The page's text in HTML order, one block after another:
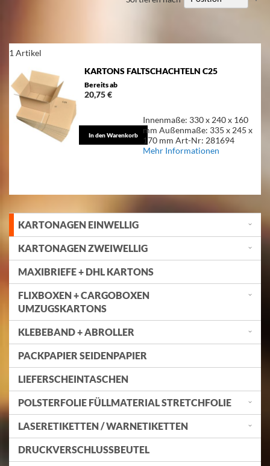
1 Artikel
KARTONS FALTSCHACHTELN C25
Bereits ab
20,75 €
In den Warenkorb
Innenmaße: 330 x 240 x 160
mm Außenmaße: 335 x 245 x
170 mm Art-Nr: 281694
Mehr Informationen
KARTONAGEN EINWELLIG
KARTONAGEN ZWEIWELLIG
MAXIBRIEFE + DHL KARTONS
FLIXBOXEN + CARGOBOXEN
UMZUGSKARTONS
KLEBEBAND + ABROLLER
PACKPAPIER SEIDENPAPIER
LIEFERSCHEINTASCHEN
POLSTERFOLIE FÜLLMATERIAL STRETCHFOLIE
LASERETIKETTEN / WARNETIKETTEN
DRUCKVERSCHLUSSBEUTEL